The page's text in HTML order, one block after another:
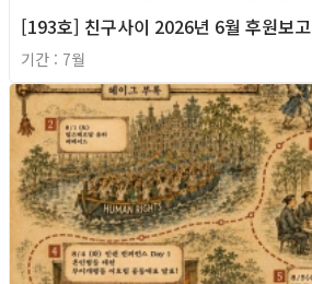
[193호] 친구사이 2026년 6월 후원보고
기간 : 7월